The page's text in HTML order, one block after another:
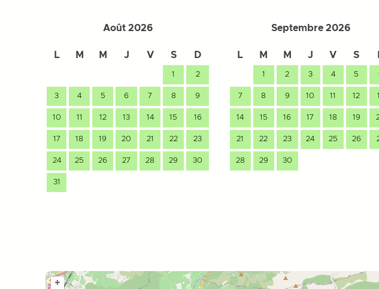
Août 2026
L M M J V S D
1 2
3 4 5 6 7 8 9
10 11 12 13 14 15 16
17 18 19 20 21 22 23
24 25 26 27 28 29 30
31
Septembre 2026
L M M J V S
1 2 3 4 5
7 8 9 10 11 12
14 15 16 17 18 19
21 22 23 24 25 26
28 29 30
+